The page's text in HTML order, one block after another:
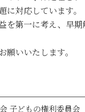
に対応しています。
を第一に考え、早
願いいたします。
子どもの権利委員会